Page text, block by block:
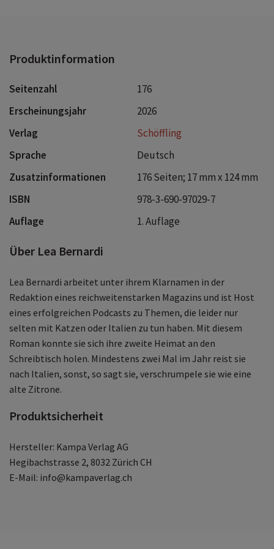
Produktinformation
Seitenzahl
176
Erscheinungsjahr
2026
Verlag
Schöffling
Sprache
Deutsch
Zusatzinformationen
176 Seiten; 17 mm x 124 mm
ISBN
978-3-690-97029-7
Auflage
1. Auflage
Über Lea Bernardi
Lea Bernardi arbeitet unter ihrem Klarnamen in der
Redaktion eines reichweitenstarken Magazins und ist Host
eines erfolgreichen Podcasts zu Themen, die leider nur
selten mit Katzen oder Italien zu tun haben. Mit diesem
Roman konnte sie sich ihre zweite Heimat an den
Schreibtisch holen. Mindestens zwei Mal im Jahr reist sie
nach Italien, sonst, so sagt sie, verschrumpele sie wie eine
alte Zitrone.
Produktsicherheit
Hersteller: Kampa Verlag AG
Hegibachstrasse 2, 8032 Zürich CH
E-Mail: info@kampaverlag.ch